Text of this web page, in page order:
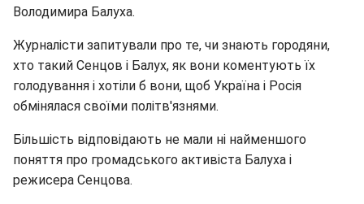
Володимира Балуха.
Журналісти запитували про те, чи знають городяни,
хто такий Сенцов і Балух, як вони коментують їх
голодування і хотіли б вони, щоб Україна і Росія
обмінялася своїми політв'язнями.
Більшість відповідають не мали ні найменшого
поняття про громадського активіста Балуха і
режисера Сенцова.